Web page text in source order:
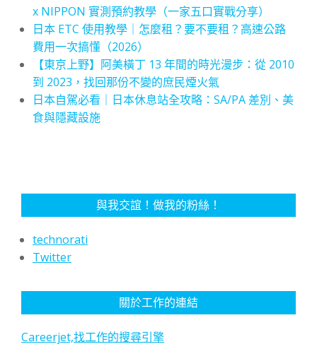
x NIPPON 實測預約教學（一家五口實戰分享）
日本 ETC 使用教學｜怎麼租？要不要租？高速公路
費用一次搞懂（2026）
【東京上野】阿美橫丁 13 年間的時光漫步：從 2010
到 2023，找回那份不變的庶民煙火氣
日本自駕必看｜日本休息站全攻略：SA/PA 差別、美
食與隱藏設施
與我交誼！做我的粉絲！
technorati
Twitter
關於工作的連結
Careerjet,找工作的搜尋引擎